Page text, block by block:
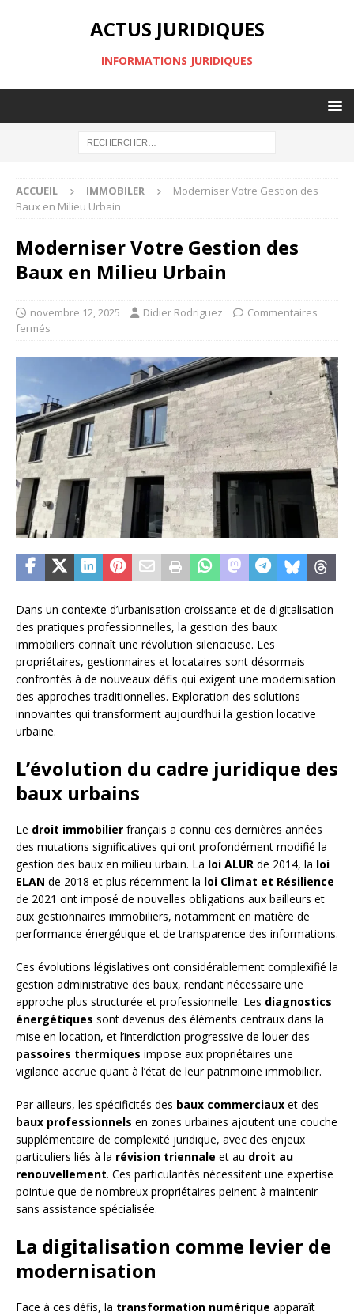
ACTUS JURIDIQUES
INFORMATIONS JURIDIQUES
ACCUEIL IMMOBILER
Moderniser Votre Gestion des
Baux en Milieu Urbain
Moderniser Votre Gestion des
Baux en Milieu Urbain
novembre 12, 2025 Didier Rodriguez
Commentaires
fermés
Dans un contexte d’urbanisation croissante et de digitalisation
des pratiques professionnelles, la gestion des baux
immobiliers connaît une révolution silencieuse. Les
propriétaires, gestionnaires et locataires sont désormais
confrontés à de nouveaux défis qui exigent une modernisation
des approches traditionnelles. Exploration des solutions
innovantes qui transforment aujourd’hui la gestion locative
urbaine.
L’évolution du cadre juridique des
baux urbains
Le droit immobilier français a connu ces dernières années
des mutations significatives qui ont profondément modifié la
gestion des baux en milieu urbain. La loi ALUR de 2014, la loi
ELAN de 2018 et plus récemment la loi Climat et Résilience
de 2021 ont imposé de nouvelles obligations aux bailleurs et
aux gestionnaires immobiliers, notamment en matière de
performance énergétique et de transparence des informations.
Ces évolutions législatives ont considérablement complexifié la
gestion administrative des baux, rendant nécessaire une
approche plus structurée et professionnelle. Les diagnostics
énergétiques sont devenus des éléments centraux dans la
mise en location, et l’interdiction progressive de louer des
passoires thermiques impose aux propriétaires une
vigilance accrue quant à l’état de leur patrimoine immobilier.
Par ailleurs, les spécificités des baux commerciaux et des
baux professionnels en zones urbaines ajoutent une couche
supplémentaire de complexité juridique, avec des enjeux
particuliers liés à la révision triennale et au droit au
renouvellement. Ces particularités nécessitent une expertise
pointue que de nombreux propriétaires peinent à maintenir
sans assistance spécialisée.
La digitalisation comme levier de
modernisation
Face à ces défis, la transformation numérique apparaît